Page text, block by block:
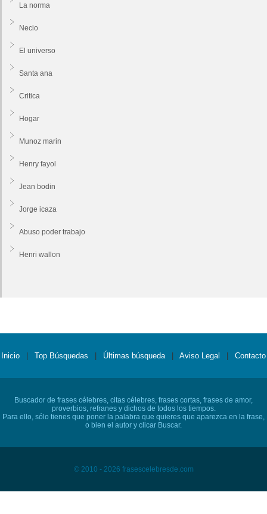
La norma
Necio
El universo
Santa ana
Critica
Hogar
Munoz marin
Henry fayol
Jean bodin
Jorge icaza
Abuso poder trabajo
Henri wallon
Inicio Top Búsquedas Últimas búsqueda Aviso Legal Contacto
Buscador de frases célebres, citas célebres, frases cortas, frases de amor,
proverbios, refranes y dichos de todos los tiempos.
Para ello, sólo tienes que poner la palabra que quieres que aparezca en la frase,
o bien el autor y clicar Buscar.
© 2010 - 2026 frasescelebresde.com